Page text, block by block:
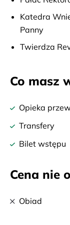
Katedra
Panny
Twierdza
Co masz
Opieka
Transfery
Bilet wstępu
Cena nie
Obiad